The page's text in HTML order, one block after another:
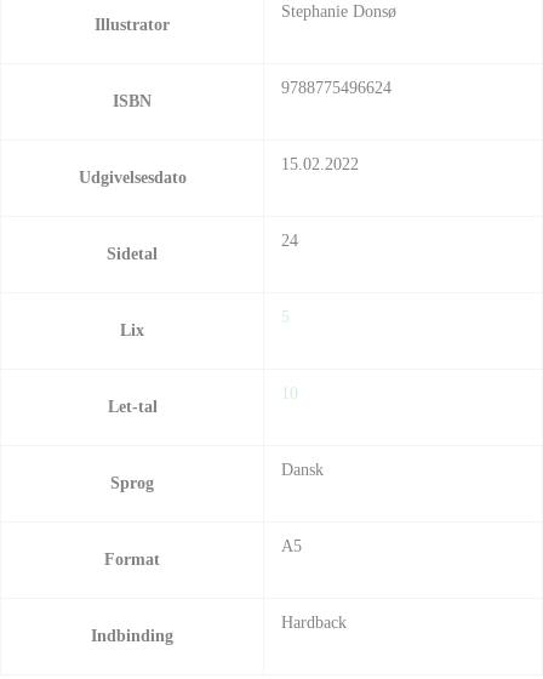
Illustrator
Stephanie Donsø
ISBN
9788775496624
Udgivelsesdato
15.02.2022
Sidetal
24
Lix
5
Let-tal
10
Sprog
Dansk
Format
A5
Indbinding
Hardback